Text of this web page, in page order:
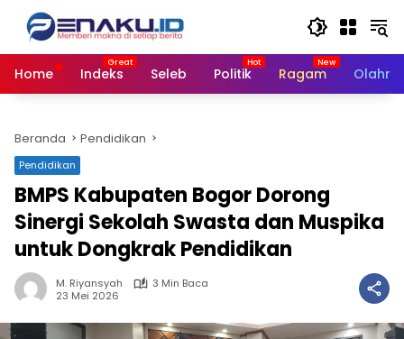
Langsung
konten
Home
Indeks Seleb Politik Ragam
Beranda Pendidikan
Pendidikan
BMPS Kabupaten Bogor Dorong
Sinergi Sekolah Swasta dan Muspika
untuk Dongkrak Pendidikan
M. Riyansyah
3 Min Baca
23 Mei 2026